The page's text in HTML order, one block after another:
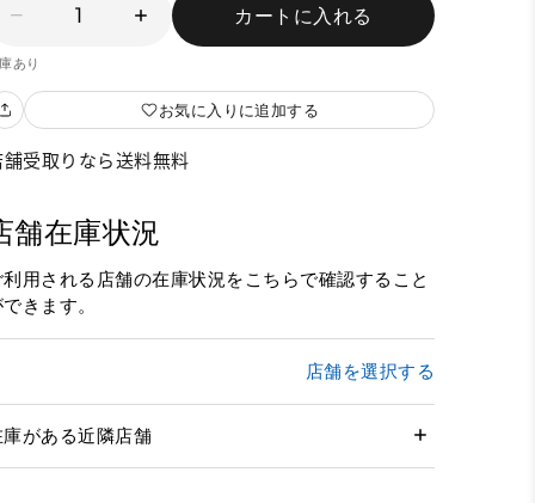
1 カートに入れる
あり
お気に入りに追加する
舗受取りなら送料無料
舗在庫状況
利用される店舗の在庫状況をこちらで確認すること
きます。
店舗を選択する
庫がある近隣店舗